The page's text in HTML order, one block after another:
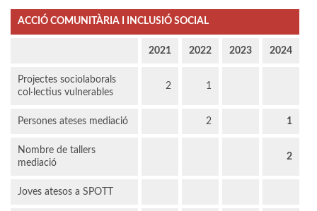
ACCIÓ COMUNITÀRIA I INCLUSIÓ SOCIAL
2021 2022 2023 2024
Projectes sociolaborals
col·lectius vulnerables
2 1
Persones ateses mediació 2 1
Nombre de tallers
mediació
2
Joves atesos a SPOTT